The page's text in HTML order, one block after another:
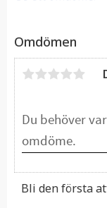
Omdömen
Bli den första